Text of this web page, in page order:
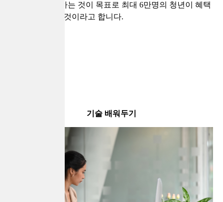
직무를 활성화하는 것이 목표로 최대 6만명의 청년이 혜택
을 받을 수 있을것이라고 합니다.
기술 배워두기